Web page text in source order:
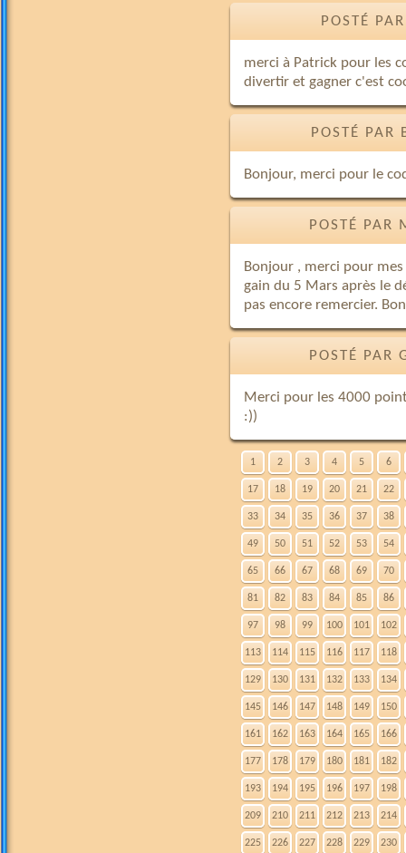
POSTÉ
merci à Patrick pour les
divertir et gagner c'est
POSTÉ
Bonjour, merci pour le
POSTÉ
Bonjour , merci pour
gain du 5 Mars après le
pas encore remercier.
POSTÉ
Merci pour les 4000
:))
1 2 3 4 5 6
17 18 19 20 21 22
33 34 35 36 37 38
49 50 51 52 53 54
65 66 67 68 69 70
81 82 83 84 85 86
97 98 99 100 101 102
113 114 115 116 117 118
129 130 131 132 133 134
145 146 147 148 149 150
161 162 163 164 165 166
177 178 179 180 181 182
193 194 195 196 197 198
209 210 211 212 213 214
225 226 227 228 229 230